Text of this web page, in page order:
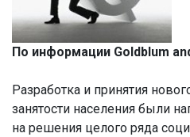
По информации Goldblum
Разработка и принятия
занятости населения были
на решения целого ряда